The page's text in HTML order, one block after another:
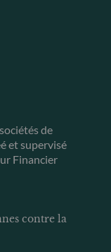
de
et supervisé
Financier
contre la